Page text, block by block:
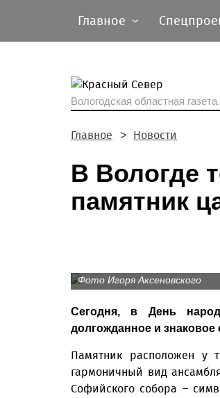
Главное
Вологодская областная газета.
Главное Новости
В Вологде
памятник
Фото Игоря Аксеновского
Сегодня, в День
долгожданное и
Памятник расположен у
гармоничный вид
Софийского собора –